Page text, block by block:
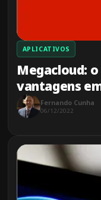
APLICATIVOS
Megacloud: o
vantagens
Fernando Cunha
06/12/2022